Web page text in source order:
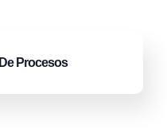
De Procesos